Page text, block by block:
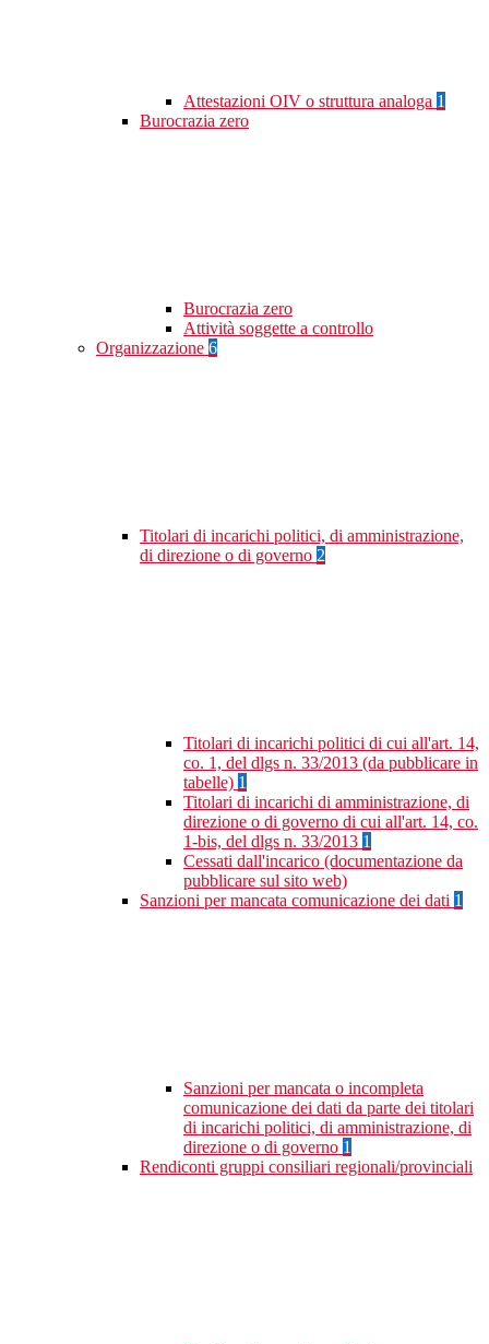
Attestazioni OIV o struttura analoga 1
Burocrazia zero
Burocrazia zero
Attività soggette a controllo
Organizzazione 6
Titolari di incarichi politici, di amministrazione,
di direzione o di governo 2
Titolari di incarichi politici di cui all'art. 14,
co. 1, del dlgs n. 33/2013 (da pubblicare in
tabelle) 1
Titolari di incarichi di amministrazione, di
direzione o di governo di cui all'art. 14, co.
1-bis, del dlgs n. 33/2013 1
Cessati dall'incarico (documentazione da
pubblicare sul sito web)
Sanzioni per mancata comunicazione dei dati 1
Sanzioni per mancata o incompleta
comunicazione dei dati da parte dei titolari
di incarichi politici, di amministrazione, di
direzione o di governo 1
Rendiconti gruppi consiliari regionali/provinciali